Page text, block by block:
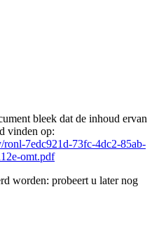
bleek dat de inhoud ervan
vinden op:
7edc921d-73fc-4dc2-85ab-
omt.pdf
worden: probeert u later nog